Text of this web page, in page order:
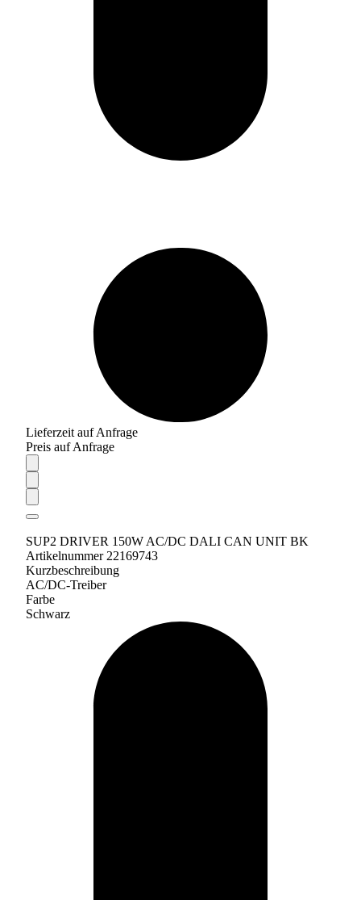
Lieferzeit auf Anfrage
Preis auf Anfrage
SUP2 DRIVER 150W AC/DC DALI CAN UNIT BK
Artikelnummer 22169743
Kurzbeschreibung
AC/DC-Treiber
Farbe
Schwarz